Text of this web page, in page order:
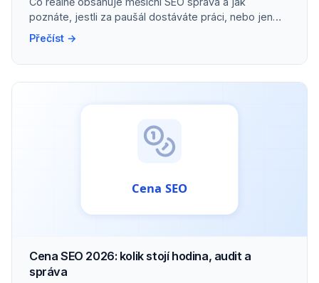
poznáte, jestli za paušál dostáváte práci, nebo jen
přehled.
Přečíst →
Cena SEO 2026: kolik stojí hodina, audit a
správa